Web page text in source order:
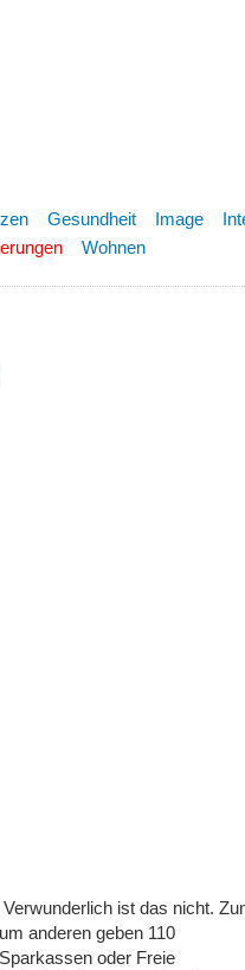
Gesundheit Image
Wohnen
ist das nicht.
anderen geben 110
oder Freie